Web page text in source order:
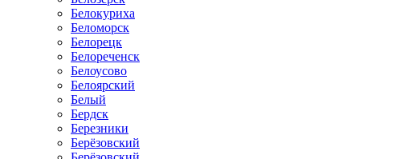
Белокуриха
Беломорск
Белорецк
Белореченск
Белоусово
Белоярский
Белый
Бердск
Березники
Берёзовский